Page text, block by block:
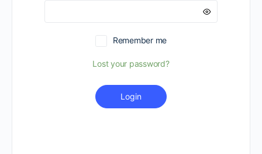
Remember me
Lost your password?
Login